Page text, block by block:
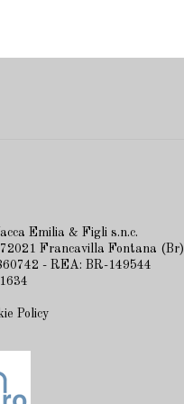
Emilia & Figli s.n.c.
Francavilla Fontana (Br)
- REA: BR-149544
Policy